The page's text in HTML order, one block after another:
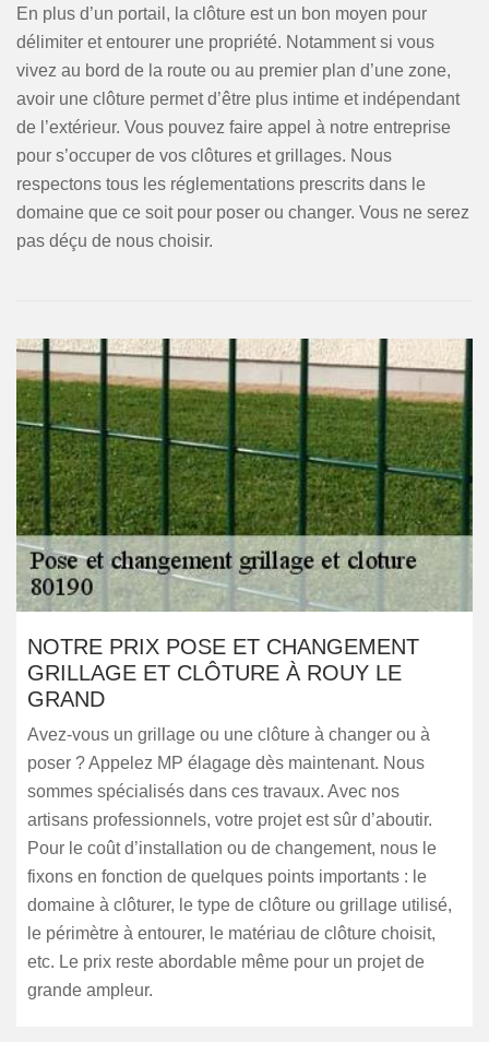
En plus d’un portail, la clôture est un bon moyen pour
délimiter et entourer une propriété. Notamment si vous
vivez au bord de la route ou au premier plan d’une zone,
avoir une clôture permet d’être plus intime et indépendant
de l’extérieur. Vous pouvez faire appel à notre entreprise
pour s’occuper de vos clôtures et grillages. Nous
respectons tous les réglementations prescrits dans le
domaine que ce soit pour poser ou changer. Vous ne serez
pas déçu de nous choisir.
NOTRE PRIX POSE ET CHANGEMENT
GRILLAGE ET CLÔTURE À ROUY LE
GRAND
Avez-vous un grillage ou une clôture à changer ou à
poser ? Appelez MP élagage dès maintenant. Nous
sommes spécialisés dans ces travaux. Avec nos
artisans professionnels, votre projet est sûr d’aboutir.
Pour le coût d’installation ou de changement, nous le
fixons en fonction de quelques points importants : le
domaine à clôturer, le type de clôture ou grillage utilisé,
le périmètre à entourer, le matériau de clôture choisit,
etc. Le prix reste abordable même pour un projet de
grande ampleur.